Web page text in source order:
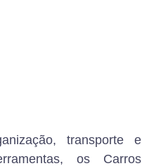
transporte e
os Carros